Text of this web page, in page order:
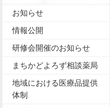
お知らせ
情報公開
研修会開催のお知らせ
まちかどよろず相談薬局
地域における医療品提供
体制